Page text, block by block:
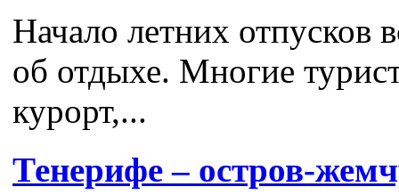
Начало летних отпусков
об отдыхе. Многие
курорт,...
Тенерифе – остров-